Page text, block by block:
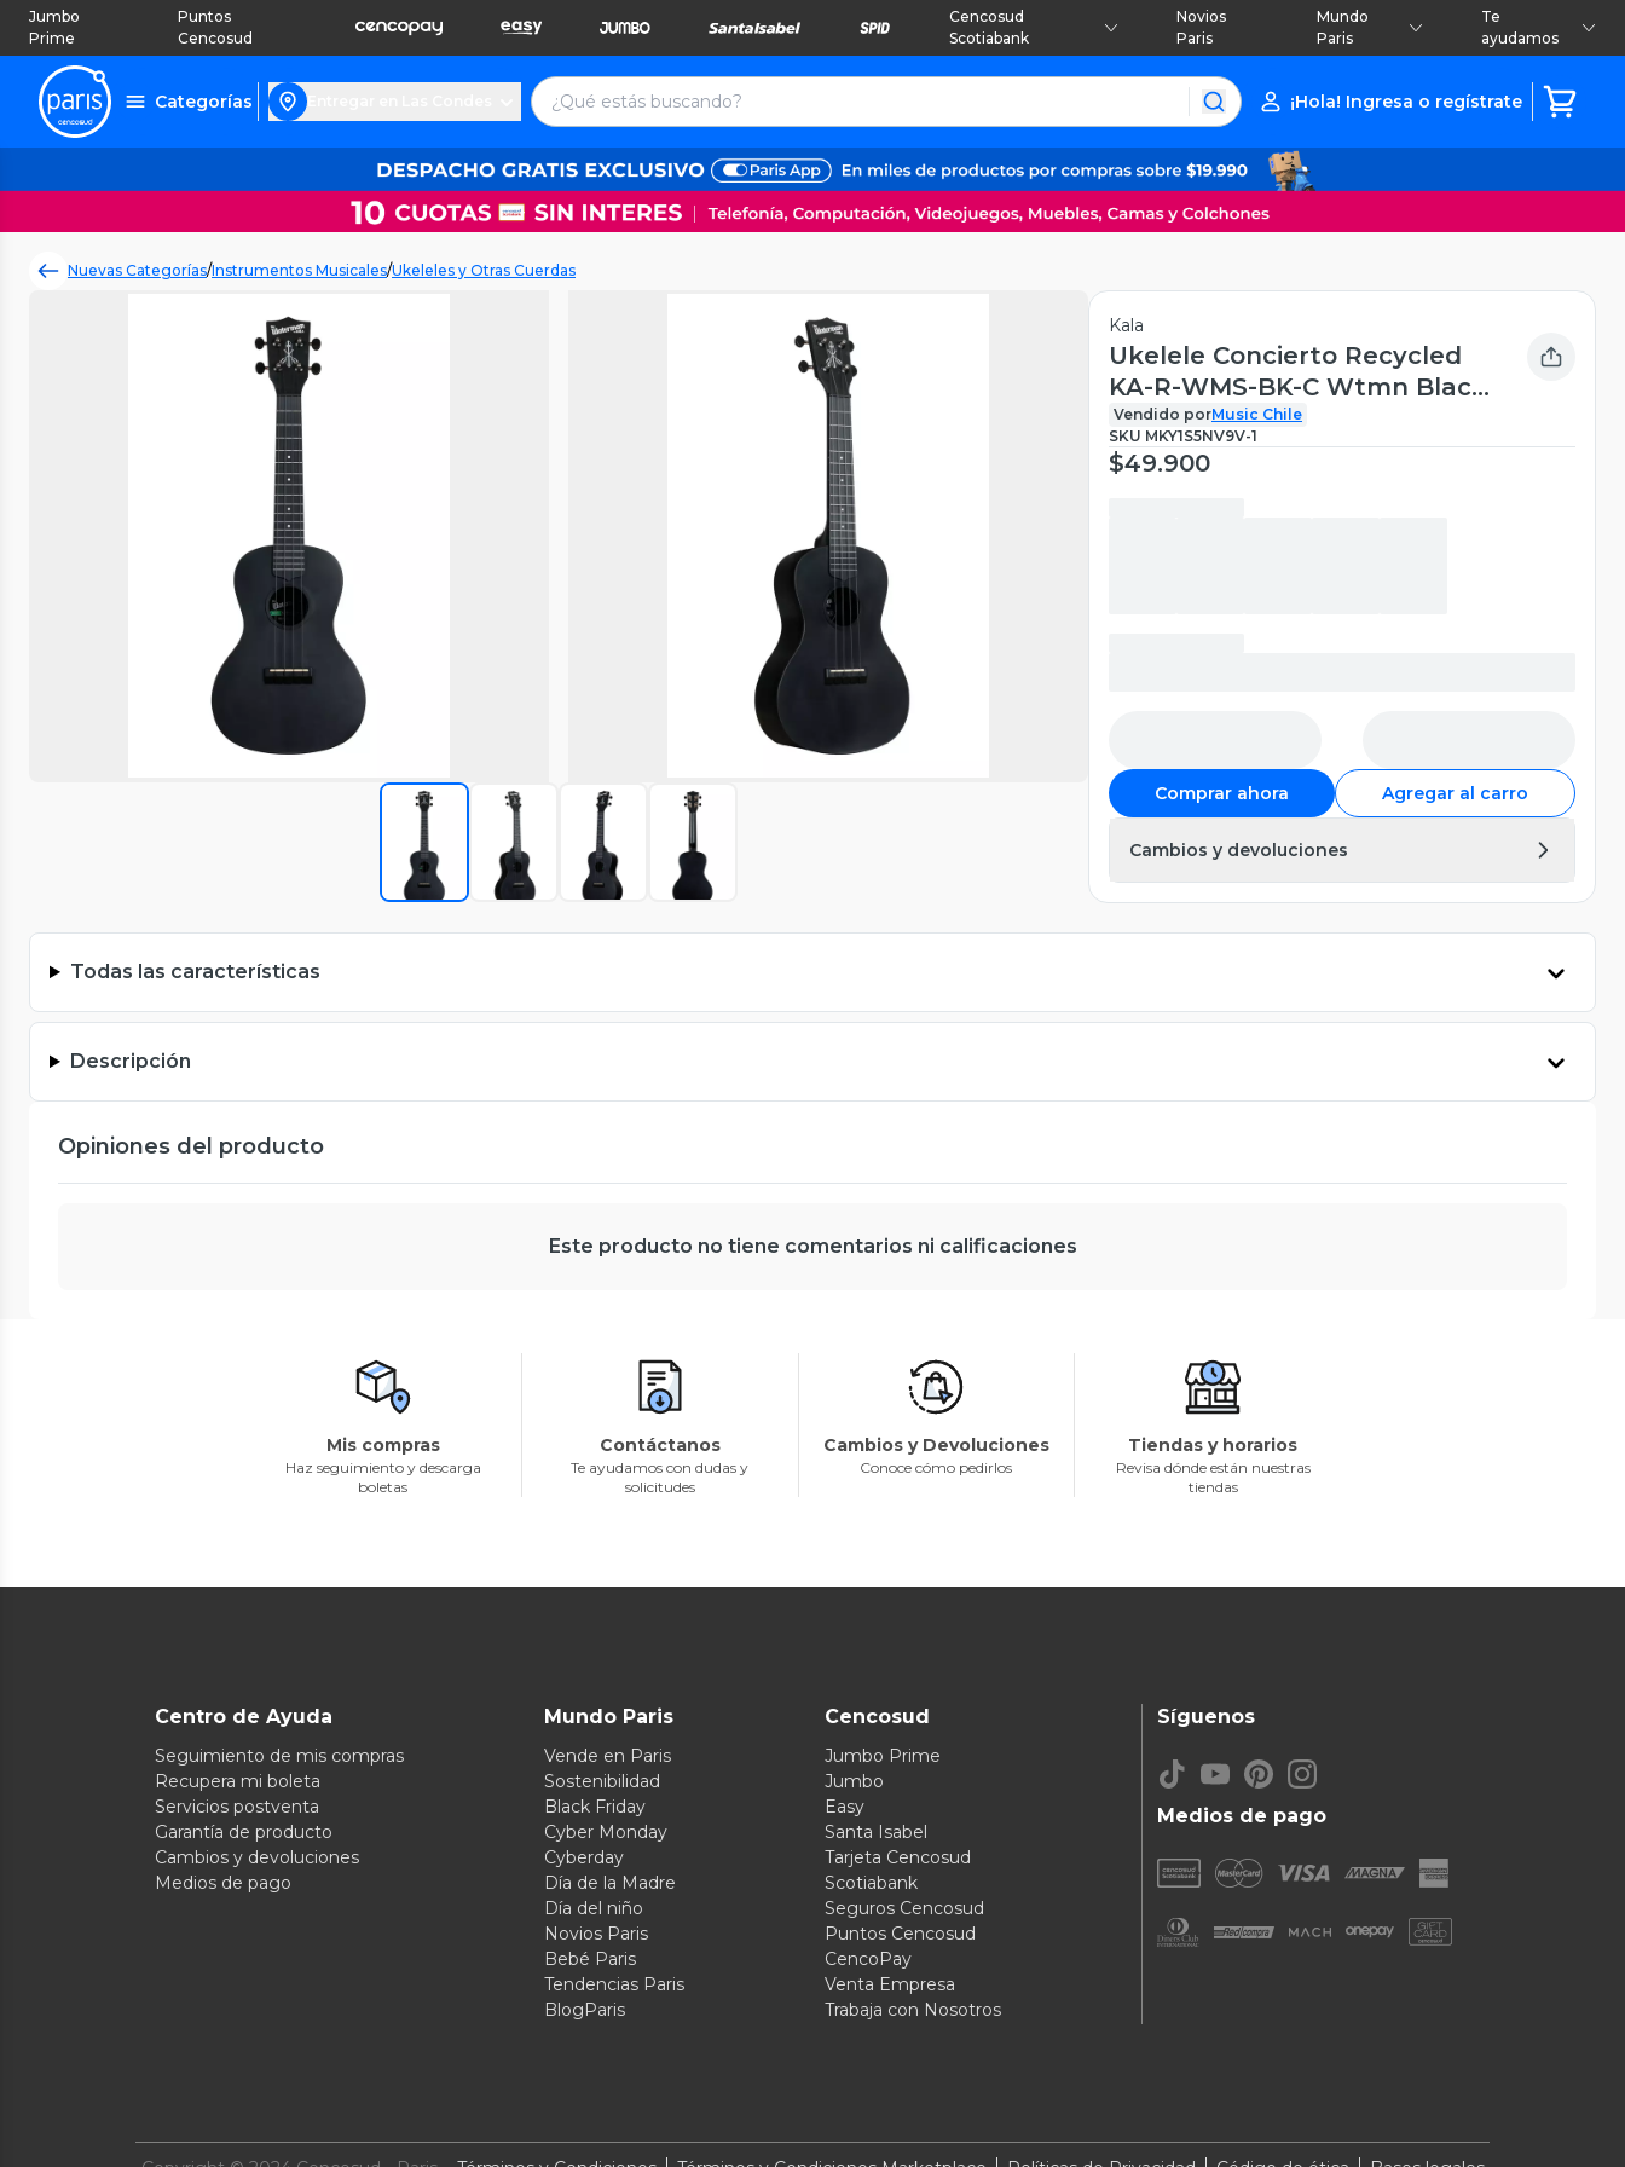
Jumbo
Prime
Puntos
Cencosud
Cencosud
Scotiabank
Novios
Paris
Mundo
Paris
Te
ayudamos
Categorías ¡Hola! Ingresa o regístrate
Nuevas Categorías/Instrumentos Musicales/Ukeleles y Otras Cuerdas
Kala
Ukelele Concierto Recycled
KA-R-WMS-BK-C Wtmn Black
Kala
Vendido porMusic Chile
SKU MKY1S5NV9V-1
$49.900
Comprar ahora Agregar al carro
Cambios y devoluciones
Todas las características
Descripción
Opiniones del producto
Este producto no tiene comentarios ni calificaciones
Mis compras
Haz seguimiento y descarga
boletas
Contáctanos
Te ayudamos con dudas y
solicitudes
Cambios y Devoluciones
Conoce cómo pedirlos
Tiendas y horarios
Revisa dónde están nuestras
tiendas
Centro de Ayuda
Seguimiento de mis compras
Recupera mi boleta
Servicios postventa
Garantía de producto
Cambios y devoluciones
Medios de pago
Mundo Paris
Vende en Paris
Sostenibilidad
Black Friday
Cyber Monday
Cyberday
Día de la Madre
Día del niño
Novios Paris
Bebé Paris
Tendencias Paris
BlogParis
Cencosud
Jumbo Prime
Jumbo
Easy
Santa Isabel
Tarjeta Cencosud
Scotiabank
Seguros Cencosud
Puntos Cencosud
CencoPay
Venta Empresa
Trabaja con Nosotros
Medios de pago
Síguenos